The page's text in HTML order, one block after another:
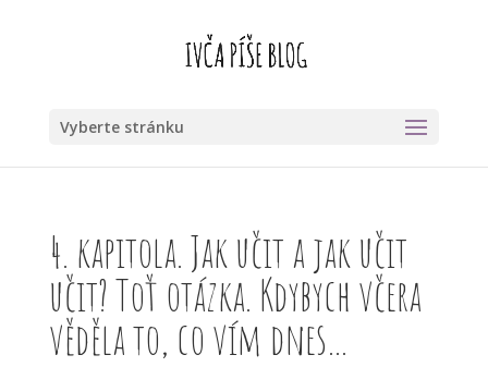
Vyberte stránku
4. kapitola. Jak učit a jak učit
učit? Toť otázka. Kdybych včera
věděla to, co vím dnes…